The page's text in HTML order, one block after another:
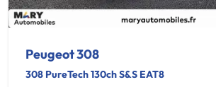
Peugeot 308
308 PureTech 130ch S&S EAT8